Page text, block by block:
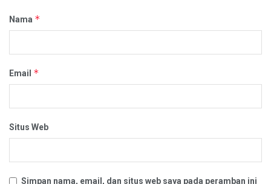
Nama *
Email *
Situs Web
Simpan nama, email, dan situs web saya pada peramban ini